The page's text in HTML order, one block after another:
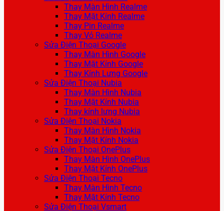
Thay Màn Hình Realme
Thay Mặt Kính Realme
Thay Pin Realme
Thay Vỏ Realme
Sửa Điện Thoại Google
Thay Màn Hình Google
Thay Mặt Kính Google
Thay Kính Lưng Google
Sửa Điện Thoại Nubia
Thay Màn Hình Nubia
Thay Mặt Kính Nubia
Thay kính lưng Nubia
Sửa Điện Thoại Nokia
Thay Màn Hình Nokia
Thay Mặt Kính Nokia
Sửa Điện Thoại OnePlus
Thay Màn Hình OnePlus
Thay Mặt Kính OnePlus
Sửa Điện Thoại Tecno
Thay Màn Hình Tecno
Thay Mặt Kính Tecno
Sửa Điện Thoại Vsmart